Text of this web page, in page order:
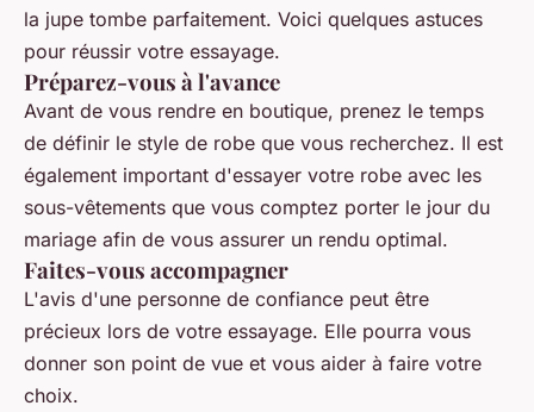
la jupe tombe parfaitement. Voici quelques astuces
pour réussir votre essayage.
Préparez-vous à l'avance
Avant de vous rendre en boutique, prenez le temps
de définir le style de robe que vous recherchez. Il est
également important d'essayer votre robe avec les
sous-vêtements que vous comptez porter le jour du
mariage afin de vous assurer un rendu optimal.
Faites-vous accompagner
L'avis d'une personne de confiance peut être
précieux lors de votre essayage. Elle pourra vous
donner son point de vue et vous aider à faire votre
choix.